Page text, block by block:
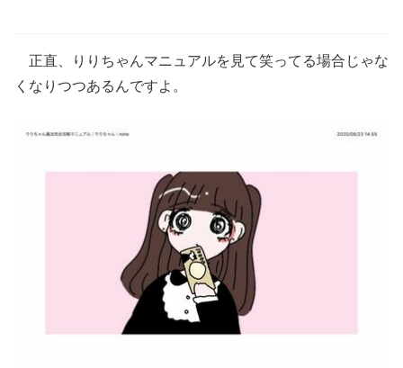
正直、りりちゃんマニュアルを見て笑ってる場合じゃな
くなりつつあるんですよ。